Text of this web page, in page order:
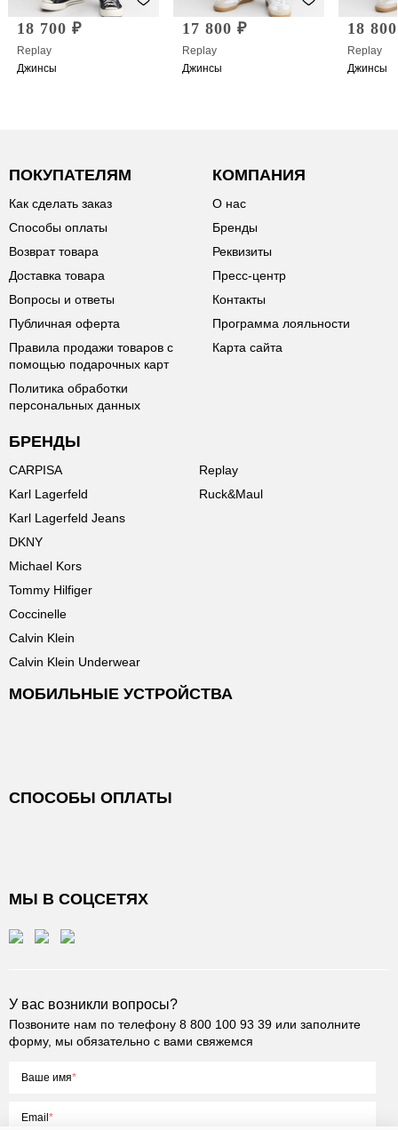
18 700 ₽
Replay
Джинсы
17 800 ₽
Replay
Джинсы
18
Replay
Джинсы
ПОКУПАТЕЛЯМ
Как сделать заказ
Способы оплаты
Возврат товара
Доставка товара
Вопросы и ответы
Публичная оферта
Правила продажи товаров с
помощью подарочных карт
Политика обработки
персональных данных
КОМПАНИЯ
О нас
Бренды
Реквизиты
Пресс-центр
Контакты
Программа лояльности
Карта сайта
БРЕНДЫ
CARPISA
Karl Lagerfeld
Karl Lagerfeld Jeans
DKNY
Michael Kors
Tommy Hilfiger
Coccinelle
Calvin Klein
Calvin Klein Underwear
Replay
Ruck&Maul
МОБИЛЬНЫЕ УСТРОЙСТВА
СПОСОБЫ ОПЛАТЫ
МЫ В СОЦСЕТЯХ
У вас возникли вопросы?
Позвоните нам по телефону 8 800 100 93 39 или заполните
форму, мы обязательно с вами свяжемся
Ваше имя
Email